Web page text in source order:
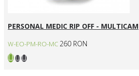
PERSONAL MEDIC RIP OFF - MULTICAM
W-EO-PM-RO-MC 260 RON